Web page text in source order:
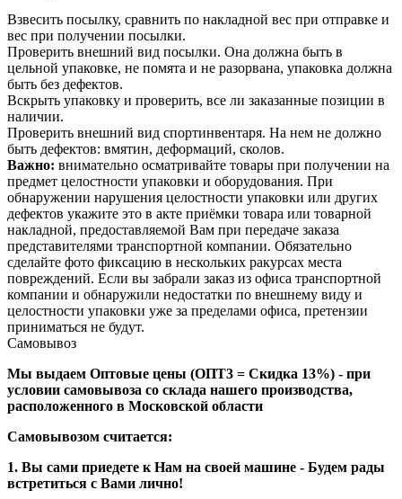
Взвесить посылку, сравнить по накладной вес при отправке и
вес при получении посылки.
Проверить внешний вид посылки. Она должна быть в
цельной упаковке, не помята и не разорвана, упаковка должна
быть без дефектов.
Вскрыть упаковку и проверить, все ли заказанные позиции в
наличии.
Проверить внешний вид спортинвентаря. На нем не должно
быть дефектов: вмятин, деформаций, сколов.
Важно: внимательно осматривайте товары при получении на
предмет целостности упаковки и оборудования. При
обнаружении нарушения целостности упаковки или других
дефектов укажите это в акте приёмки товара или товарной
накладной, предоставляемой Вам при передаче заказа
представителями транспортной компании. Обязательно
сделайте фото фиксацию в нескольких ракурсах места
повреждений. Если вы забрали заказ из офиса транспортной
компании и обнаружили недостатки по внешнему виду и
целостности упаковки уже за пределами офиса, претензии
приниматься не будут.
Самовывоз
Мы выдаем Оптовые цены (ОПТ3 = Скидка 13%) - при
условии самовывоза со склада нашего производства,
расположенного в Московской области
Самовывозом считается:
1. Вы сами приедете к Нам на своей машине - Будем рады
встретиться с Вами лично!